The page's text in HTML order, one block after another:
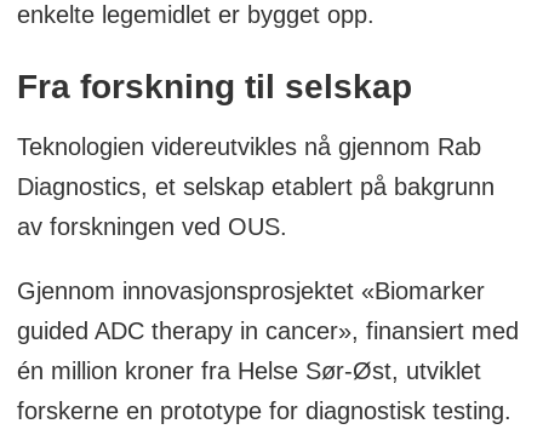
enkelte legemidlet er bygget opp.
Fra forskning til selskap
Teknologien videreutvikles nå gjennom Rab
Diagnostics, et selskap etablert på bakgrunn
av forskningen ved OUS.
Gjennom innovasjonsprosjektet «Biomarker
guided ADC therapy in cancer», finansiert med
én million kroner fra Helse Sør-Øst, utviklet
forskerne en prototype for diagnostisk testing.